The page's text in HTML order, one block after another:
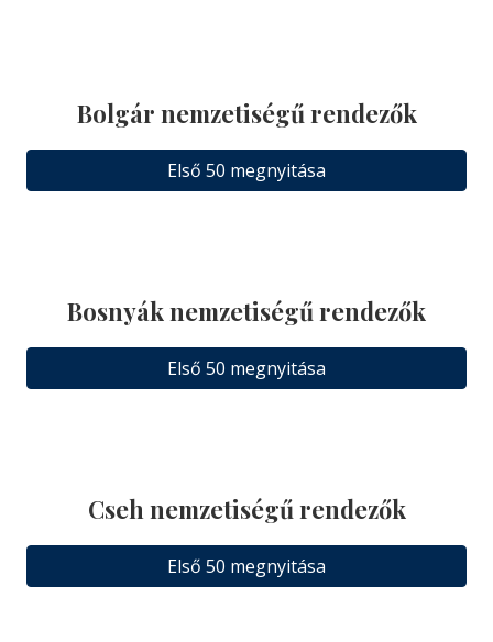
Bolgár nemzetiségű rendezők
Első 50 megnyitása
Bosnyák nemzetiségű rendezők
Első 50 megnyitása
Cseh nemzetiségű rendezők
Első 50 megnyitása